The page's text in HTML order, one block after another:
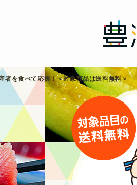
者を食べて応援！＜対象商品は送料無料＞